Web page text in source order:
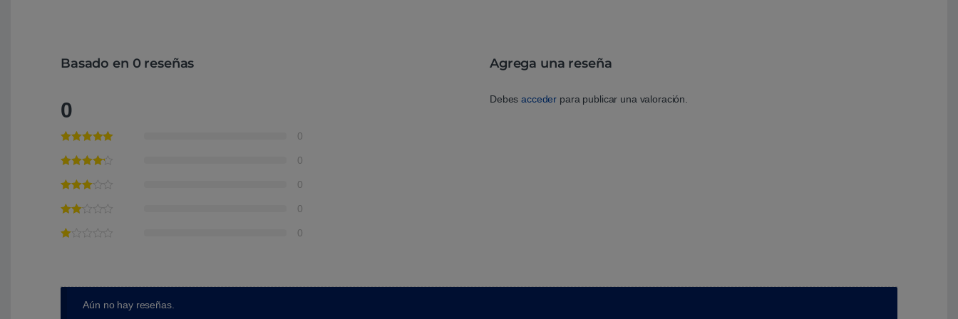
Basado en 0 reseñas
0
0
0
0
0
0
Agrega una reseña
Debesacceder para publicar una valoración.
Aún no hay reseñas.